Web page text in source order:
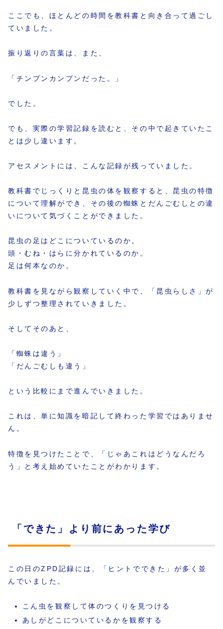
ここでも、ほとんどの時間を教科書と向き合って過ごし
ていました。
振り返りの言葉は、また、
「チンプンカンプンだった。」
でした。
でも、実際の学習記録を読むと、その中で起きていたこ
とは少し違います。
アセスメントには、こんな記録が残っていました。
教科書でじっくりと昆虫の体を観察すると、昆虫の特徴
について理解ができ、その後の蜘蛛とだんごむしとの違
いについて気づくことができました。
昆虫の足はどこについているのか。
頭・むね・はらに分かれているのか。
足は何本なのか。
教科書を見ながら観察していく中で、「昆虫らしさ」が
少しずつ整理されていきました。
そしてそのあと、
「蜘蛛は違う」
「だんごむしも違う」
という比較にまで進んでいきました。
これは、単に知識を暗記して終わった学習ではありませ
ん。
特徴を見つけたことで、「じゃあこれはどうなんだろ
う」と考え始めていたことがわかります。
「できた」より前にあった学び
この日のZPD記録には、「ヒントでできた」が多く並
んでいました。
こん虫を観察して体のつくりを見つける
あしがどこについているかを観察する